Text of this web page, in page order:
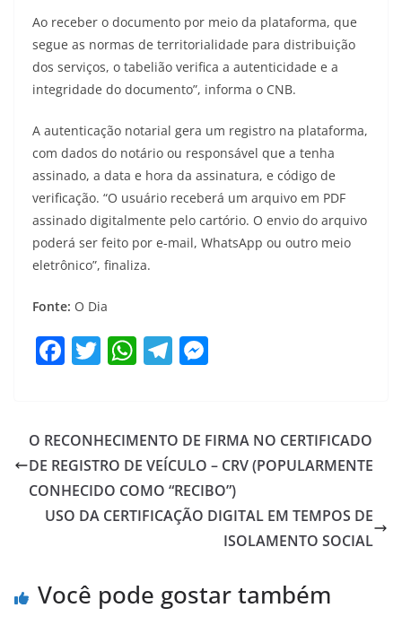
Ao receber o documento por meio da plataforma, que
segue as normas de territorialidade para distribuição
dos serviços, o tabelião verifica a autenticidade e a
integridade do documento”, informa o CNB.
A autenticação notarial gera um registro na plataforma,
com dados do notário ou responsável que a tenha
assinado, a data e hora da assinatura, e código de
verificação. “O usuário receberá um arquivo em PDF
assinado digitalmente pelo cartório. O envio do arquivo
poderá ser feito por e-mail, WhatsApp ou outro meio
eletrônico”, finaliza.
Fonte: O Dia
F
e
b
o
o
T
er
W
s
A
p
p
T
gr
a
m
e
n
g
er
O RECONHECIMENTO DE FIRMA NO CERTIFICADO
DE REGISTRO DE VEÍCULO – CRV (POPULARMENTE
CONHECIDO COMO “RECIBO”)
USO DA CERTIFICAÇÃO DIGITAL EM TEMPOS DE
ISOLAMENTO SOCIAL
Você pode gostar também